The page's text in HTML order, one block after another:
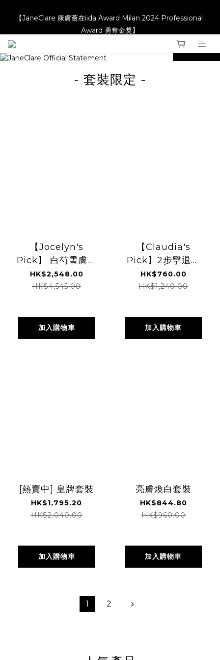
Award 勇奪金獎】
Award 勇奪金獎】
【JaneClare 康膚薈在iida Award Milan 2024 Professional
prev next
- 套裝限定 -
【Jocelyn's
Pick】 白芍雪膚套
裝
HK$2,548.00
HK$4,545.00
加入購物車
【Claudia's
Pick】2步擊退痘
痘組合
HK$760.00
HK$1,240.00
加入購物車
[熱賣中] 皇牌套裝
HK$1,795.20
HK$2,040.00
加入購物車
亮膚煥白套裝
HK$844.80
HK$960.00
加入購物車
1 2